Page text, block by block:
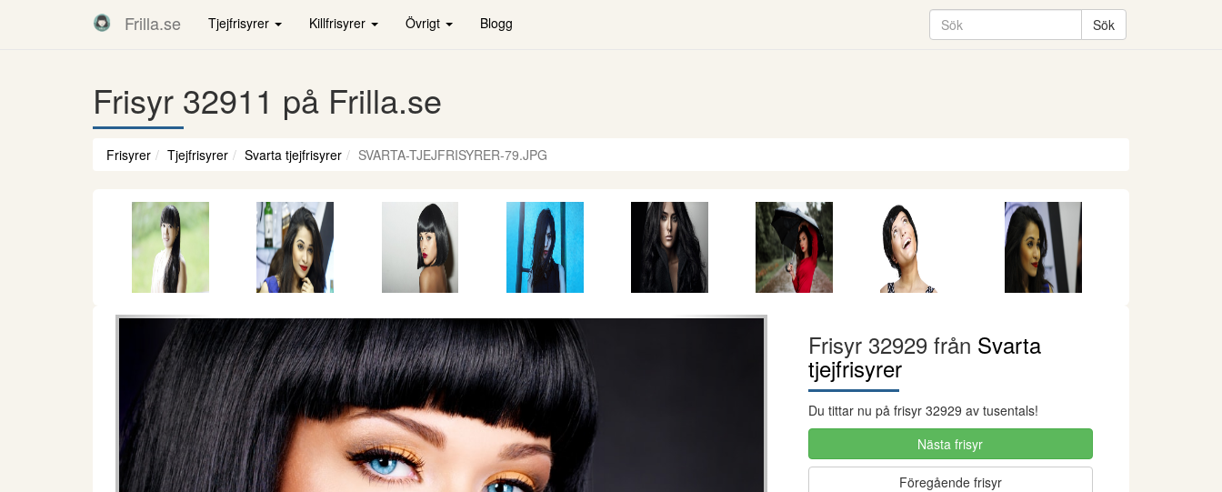
Frilla.se Tjejfrisyrer Killfrisyrer Övrigt Blogg
Frisyr 32911 på Frilla.se
Frisyrer Tjejfrisyrer Svarta tjejfrisyrer SVARTA-TJEJFRISYRER-79.JPG
Föregående
Frisyr 32929 från Svarta
tjejfrisyrer
Du tittar nu på frisyr 32929 av tusentals!
Nästa frisyr
Föregående frisyr